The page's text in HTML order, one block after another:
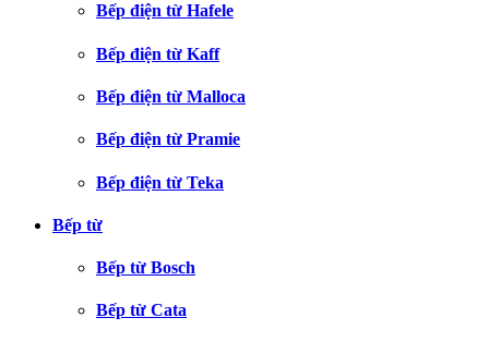
Bếp điện từ Hafele
Bếp điện từ Kaff
Bếp điện từ Malloca
Bếp điện từ Pramie
Bếp điện từ Teka
Bếp từ
Bếp từ Bosch
Bếp từ Cata